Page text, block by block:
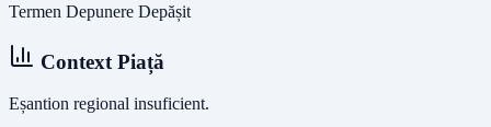
Termen Depunere Depășit
Context Piață
Eșantion regional insuficient.